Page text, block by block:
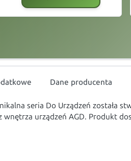
Dane producenta
seria Do Urządzeń została
wnętrza urządzeń AGD. Produkt